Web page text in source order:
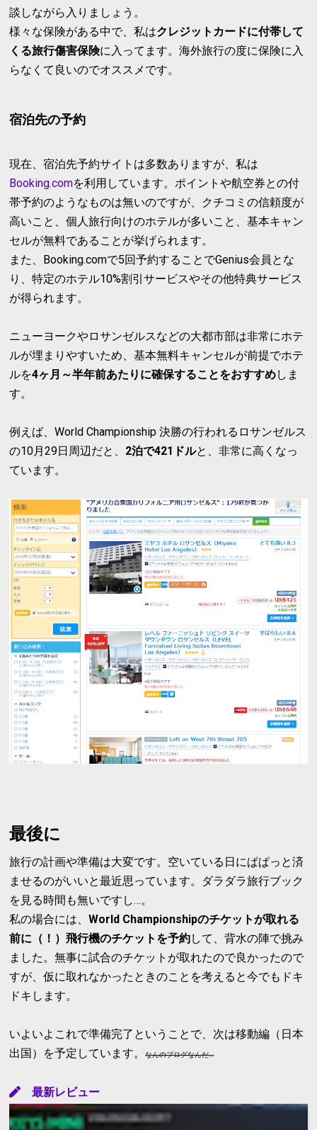
談しながら入りましょう。
様々な保険がある中で、私はクレジットカードに付帯して
くる旅行傷害保険に入ってます。海外旅行の度に保険に入
らなくて良いのでオススメです。
宿泊先の予約
現在、宿泊先予約サイトは多数ありますが、私は
Booking.comを利用しています。ポイントや航空券との付
帯予約のようなものは無いのですが、クチコミの信頼度が
高いこと、個人旅行向けのホテルが多いこと、基本キャン
セルが無料であることが挙げられます。
また、Booking.comで5回予約することでGenius会員とな
り、特定のホテル10%割引サービスやその他特典サービス
が得られます。
ニューヨークやロサンゼルスなどの大都市部は非常にホテ
ルが埋まりやすいため、基本無料キャンセルが前提でホテ
ルを4ヶ月～半年前あたりに確保することをおすすめしま
す。
例えば、World Championship 決勝の行われるロサンゼルス
の10月29日周辺だと、 2泊で421ドルと、非常に高くなっ
ています。
最後に
旅行の計画や準備は大変です。空いている日にぱぱっと済
ませるのがいいと最近思っています。ダラダラ旅行ブック
を見る時間も無いですし…。
私の場合には、World Championshipのチケットが取れる
前に（！）飛行機のチケットを予約して、背水の陣で挑み
ました。無事に試合のチケットが取れたので良かったので
すが、仮に取れなかったときのことを考えると今でもドキ
ドキします。
いよいよこれで準備完了ということで、次は移動編（日本
出国）を予定しています。なんのブログなんだ…
最新レビュー